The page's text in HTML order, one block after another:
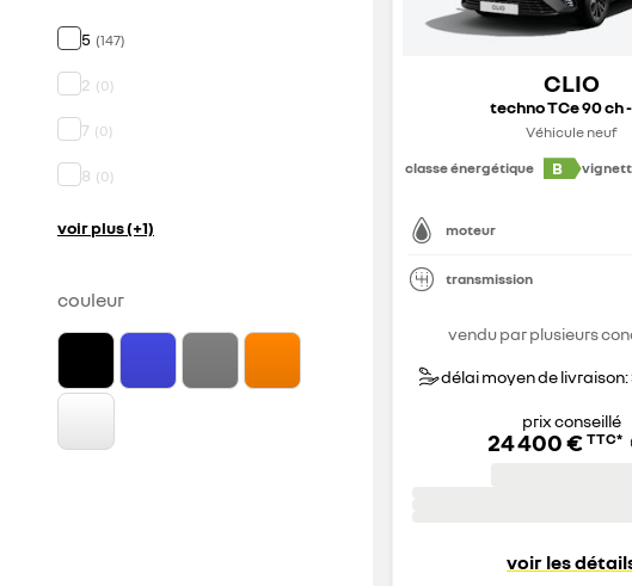
5 (147)
2 (0)
7 (0)
8 (0)
voir plus (+1)
couleur
CLIO
techno TCe 90 ch
Véhicule neuf
classe énergétique
B
moteur
transmission
vendu par plusieurs
délai moyen de livraison:
prix conseillé
24 400 € TTC*
voir les